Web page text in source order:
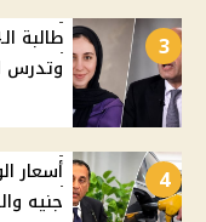
3
وتدرس
4
جنيه